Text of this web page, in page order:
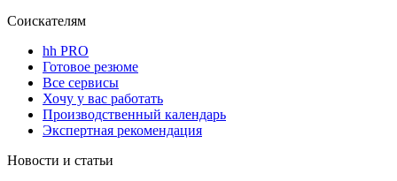
Соискателям
hh PRO
Готовое резюме
Все сервисы
Хочу у вас работать
Производственный календарь
Экспертная рекомендация
Новости и статьи